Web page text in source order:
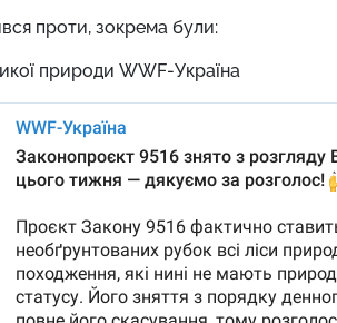
проти, зокрема були:
природи WWF-Україна